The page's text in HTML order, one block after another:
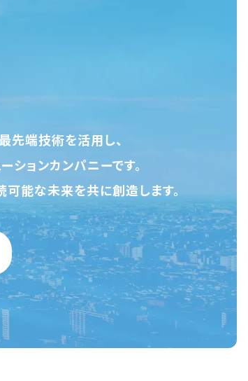
先端技術を活用し、
ョンカンパニーです。
能な未来を共に創造します。